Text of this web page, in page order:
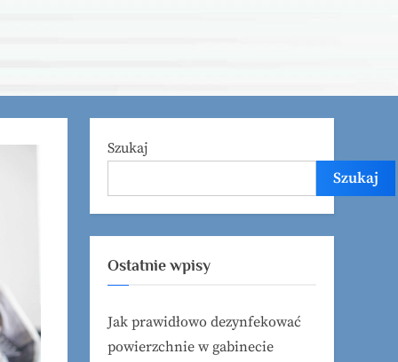
Szukaj
Szukaj
Ostatnie wpisy
Jak prawidłowo dezynfekować
powierzchnie w gabinecie